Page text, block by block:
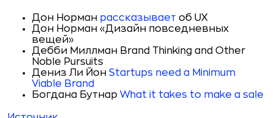
Дон Норман рассказывает об UX
Дон Норман «Дизайн повседневных
вещей»
Дебби Миллман Brand Thinking and Other
Noble Pursuits
Дениз Ли Йон Startups need a Minimum
Viable Brand
Богдана Бутнар What it takes to make a sale